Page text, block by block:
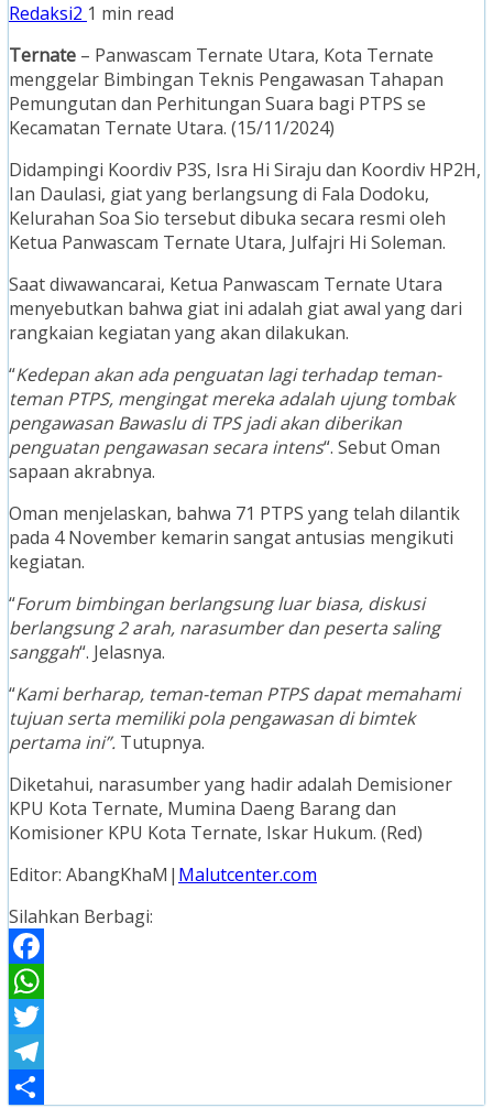
Redaksi2 1 min read
Ternate – Panwascam Ternate Utara, Kota Ternate
menggelar Bimbingan Teknis Pengawasan Tahapan
Pemungutan dan Perhitungan Suara bagi PTPS se
Kecamatan Ternate Utara. (15/11/2024)
Didampingi Koordiv P3S, Isra Hi Siraju dan Koordiv HP2H,
Ian Daulasi, giat yang berlangsung di Fala Dodoku,
Kelurahan Soa Sio tersebut dibuka secara resmi oleh
Ketua Panwascam Ternate Utara, Julfajri Hi Soleman.
Saat diwawancarai, Ketua Panwascam Ternate Utara
menyebutkan bahwa giat ini adalah giat awal yang dari
rangkaian kegiatan yang akan dilakukan.
“Kedepan akan ada penguatan lagi terhadap teman-
teman PTPS, mengingat mereka adalah ujung tombak
pengawasan Bawaslu di TPS jadi akan diberikan
penguatan pengawasan secara intens“. Sebut Oman
sapaan akrabnya.
Oman menjelaskan, bahwa 71 PTPS yang telah dilantik
pada 4 November kemarin sangat antusias mengikuti
kegiatan.
“Forum bimbingan berlangsung luar biasa, diskusi
berlangsung 2 arah, narasumber dan peserta saling
sanggah“. Jelasnya.
“Kami berharap, teman-teman PTPS dapat memahami
tujuan serta memiliki pola pengawasan di bimtek
pertama ini”. Tutupnya.
Diketahui, narasumber yang hadir adalah Demisioner
KPU Kota Ternate, Mumina Daeng Barang dan
Komisioner KPU Kota Ternate, Iskar Hukum. (Red)
Editor: AbangKhaM| Malutcenter.com
Silahkan Berbagi:
Facebook
WhatsApp
Twitter
Telegram